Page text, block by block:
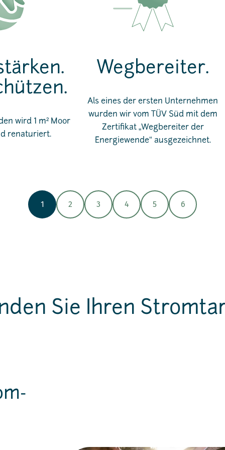
wird 1 m² Moor
renaturiert.
Wegbereiter.
Als eines der ersten Unternehmen
wurden wir vom TÜV Süd mit dem
Zertifikat „Wegbereiter der
Energiewende“ ausgezeichnet.
1 2 3 4 5 6
Sie Ihren